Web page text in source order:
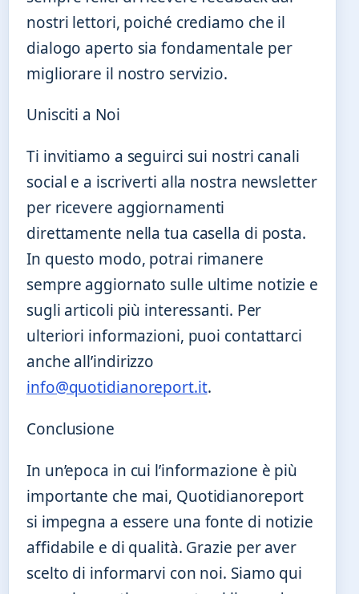
nostri lettori, poiché crediamo che il
dialogo aperto sia fondamentale per
migliorare il nostro servizio.
Unisciti a Noi
Ti invitiamo a seguirci sui nostri canali
social e a iscriverti alla nostra newsletter
per ricevere aggiornamenti
direttamente nella tua casella di posta.
In questo modo, potrai rimanere
sempre aggiornato sulle ultime notizie e
sugli articoli più interessanti. Per
ulteriori informazioni, puoi contattarci
anche all’indirizzo
info@quotidianoreport.it.
Conclusione
In un’epoca in cui l’informazione è più
importante che mai, Quotidianoreport
si impegna a essere una fonte di notizie
affidabile e di qualità. Grazie per aver
scelto di informarvi con noi. Siamo qui